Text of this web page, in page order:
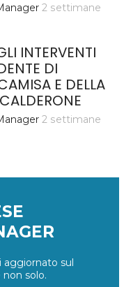
2 settimane
INTERVENTI
DI
E DELLA
2 settimane
sul
solo.